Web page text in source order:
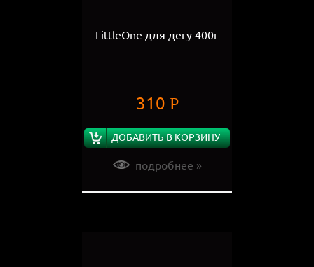
LittleOne для дегу 400г
310 Р
ДОБАВИТЬ В КОРЗИНУ
подробнее »